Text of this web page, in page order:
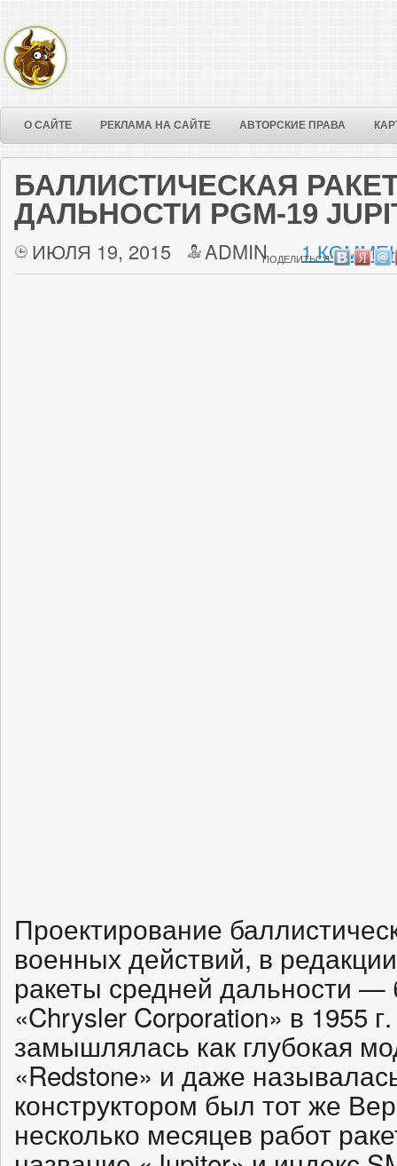
О САЙТЕ РЕКЛАМА НА САЙТЕ АВТОРСКИЕ ПРАВА
БАЛЛИСТИЧЕСКАЯ
ДАЛЬНОСТИ PGM-19
ИЮЛЯ 19, 2015 ADMIN 1
ПОДЕЛИТЬСЯ:
Проектирование
военных действий, в
ракеты средней дальности
«Chrysler Corporation» в 1955
замышлялась как глубокая
«Redstone» и даже
конструктором был тот же
несколько месяцев работ